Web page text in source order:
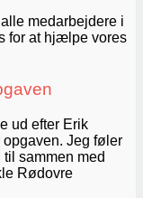
medarbejdere i
for at hjælpe vores
ud efter Erik
opgaven. Jeg føler
sammen med
Rødovre